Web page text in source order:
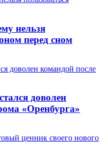
нельзя
перед сном
доволен
«Оренбурга»